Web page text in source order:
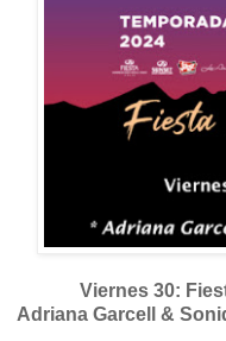
Viernes 30:
Adriana Garcell &